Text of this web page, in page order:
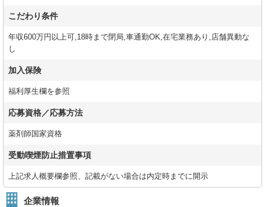
こだわり条件
年収600万円以上可,18時まで閉局,車通勤OK,在宅業務あり,店舗異動な
し
加入保険
福利厚生欄を参照
応募資格／応募方法
薬剤師国家資格
受動喫煙防止措置事項
上記求人概要欄参照、記載がない場合は内定時までに開示
企業情報